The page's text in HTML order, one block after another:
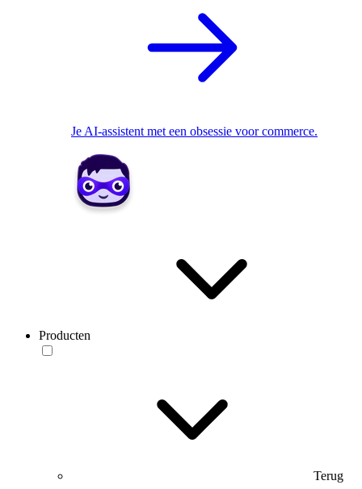
Je AI-assistent met een obsessie voor commerce.
Producten
Terug